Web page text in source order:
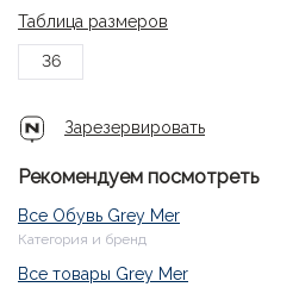
Таблица размеров
36
Зарезервировать
Рекомендуем посмотреть
Все Обувь Grey Mer
Категория и бренд
Все товары Grey Mer